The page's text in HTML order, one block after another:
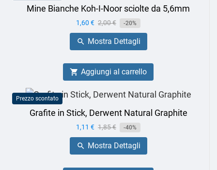
Mine Bianche Koh-I-Noor sciolte da 5,6mm
Prezzo
1,60 € Prezzo
base
2,00 € -20%
 Mostra Dettagli
 Aggiungi al carrello
Prezzo scontato
Grafite in Stick, Derwent Natural Graphite
Prezzo
1,11 € Prezzo
base
1,85 € -40%
 Mostra Dettagli